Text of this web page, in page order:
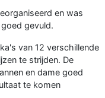
en was
gevuld.
van 12 verschillende
te strijden. De
en dame goed
te komen